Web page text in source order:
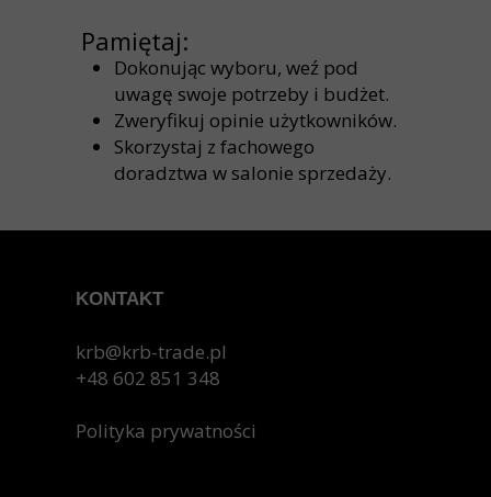
Pamiętaj:
Dokonując wyboru, weź pod
uwagę swoje potrzeby i budżet.
Zweryfikuj opinie użytkowników.
Skorzystaj z fachowego
doradztwa w salonie sprzedaży.
KONTAKT
krb@krb-trade.pl
+48 602 851 348
Polityka prywatności
poliuretanową?
Oszczędność energii:
izolacji termicznej drzwi z pianką
poliuretanową pozwalają znacznie obniżyć
koszty ogrzewania i chłodzenia.
Wyższy komfort życia: